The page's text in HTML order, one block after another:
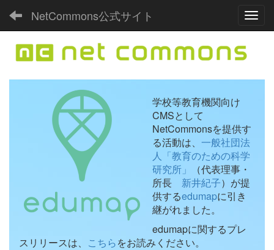
NetCommons公式サイト
学校等教育機関向け
CMSとして
NetCommonsを提供す
る活動は、 一般社団法
人「教育のための科学
研究所」
（代表理事・
所長 新井紀子）が提
供するedumapに引き
継がれました。
edumapに関するプレ
スリリースは、 こちらをお読みください。